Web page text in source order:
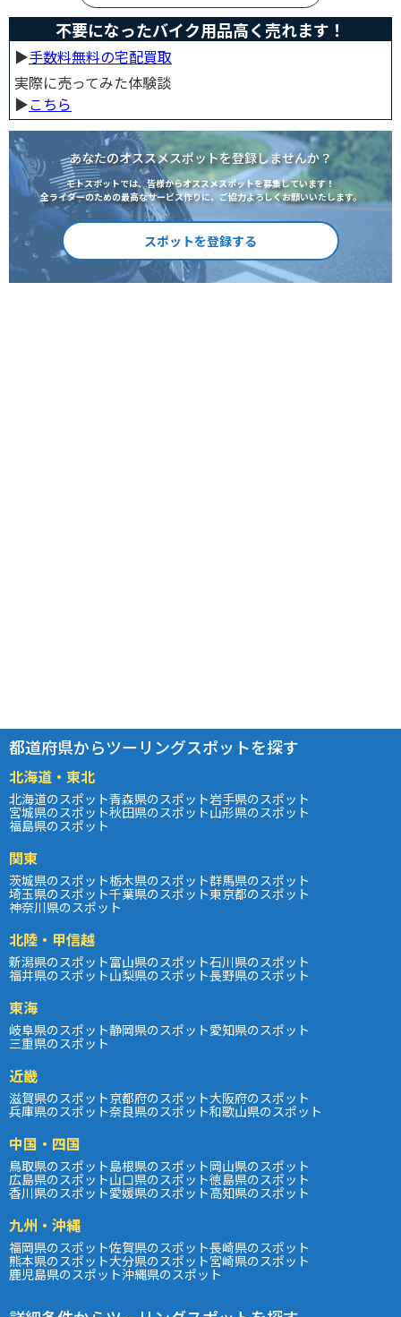
不要になったバイク用品高く売れます！
▶︎手数料無料の宅配買取
実際に売ってみた体験談
▶︎こちら
あなたのオススメスポットを登録しませんか？
モトスポットでは、皆様からオススメスポットを募集しています！
全ライダーのための最高なサービス作りに、ご協力よろしくお願いいたします。
スポットを登録する
都道府県からツーリングスポットを探す
北海道・東北
北海道のスポット青森県のスポット岩手県のスポット
宮城県のスポット秋田県のスポット山形県のスポット
福島県のスポット
関東
茨城県のスポット栃木県のスポット群馬県のスポット
埼玉県のスポット千葉県のスポット東京都のスポット
神奈川県のスポット
北陸・甲信越
新潟県のスポット富山県のスポット石川県のスポット
福井県のスポット山梨県のスポット長野県のスポット
東海
岐阜県のスポット静岡県のスポット愛知県のスポット
三重県のスポット
近畿
滋賀県のスポット京都府のスポット大阪府のスポット
兵庫県のスポット奈良県のスポット和歌山県のスポット
中国・四国
鳥取県のスポット島根県のスポット岡山県のスポット
広島県のスポット山口県のスポット徳島県のスポット
香川県のスポット愛媛県のスポット高知県のスポット
九州・沖縄
福岡県のスポット佐賀県のスポット長崎県のスポット
熊本県のスポット大分県のスポット宮崎県のスポット
鹿児島県のスポット沖縄県のスポット